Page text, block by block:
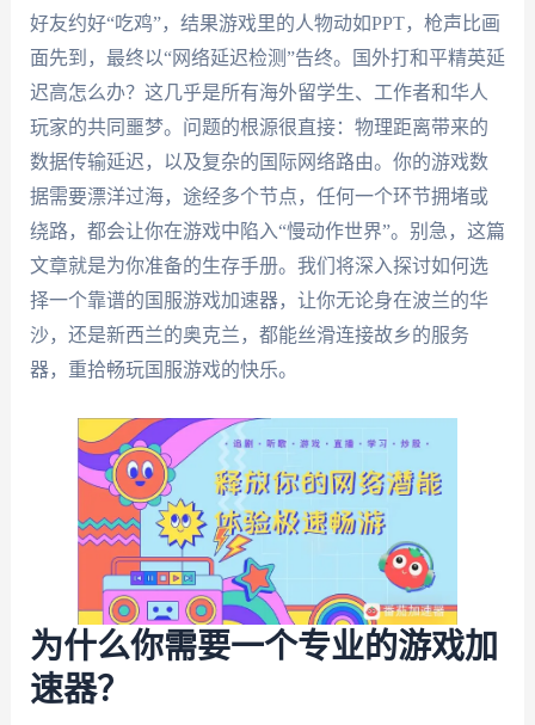
好友约好“吃鸡”，结果游戏里的人物动如PPT，枪声比画
面先到，最终以“网络延迟检测”告终。国外打和平精英延
迟高怎么办？这几乎是所有海外留学生、工作者和华人
玩家的共同噩梦。问题的根源很直接：物理距离带来的
数据传输延迟，以及复杂的国际网络路由。你的游戏数
据需要漂洋过海，途经多个节点，任何一个环节拥堵或
绕路，都会让你在游戏中陷入“慢动作世界”。别急，这篇
文章就是为你准备的生存手册。我们将深入探讨如何选
择一个靠谱的国服游戏加速器，让你无论身在波兰的华
沙，还是新西兰的奥克兰，都能丝滑连接故乡的服务
器，重拾畅玩国服游戏的快乐。
为什么你需要一个专业的游戏加
速器？